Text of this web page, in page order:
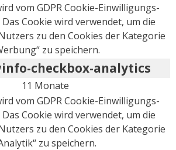
vom GDPR Cookie-Einwilligungs-
Cookie wird verwendet, um die
zu den Cookies der Kategorie
zu speichern.
checkbox-analytics
11 Monate
vom GDPR Cookie-Einwilligungs-
Cookie wird verwendet, um die
zu den Cookies der Kategorie
zu speichern.